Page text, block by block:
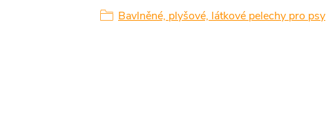
Bavlněné, plyšové, látkové pelechy pro psy